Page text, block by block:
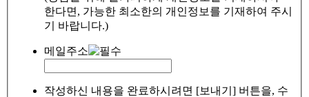
한다면, 가능한 최소한의 개인정보를 기재하여 주시
기 바랍니다.)
메일주소
작성하신 내용을 완료하시려면 [보내기] 버튼을, 수